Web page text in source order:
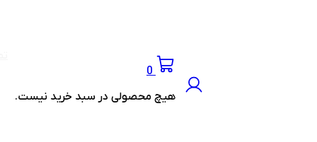
0
هیچ محصولی در سبد خرید نیست.